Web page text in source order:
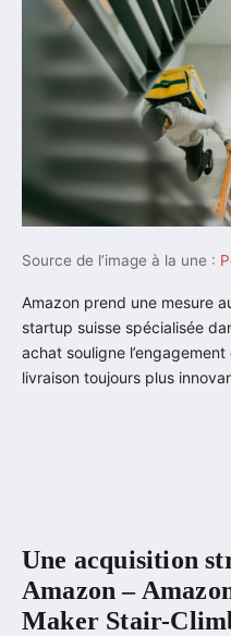
Source de l’image à la une :
Amazon prend une mesure
startup suisse spécialisée
achat souligne
livraison toujours plus
Une acquisition
Amazon –
Maker Stair-